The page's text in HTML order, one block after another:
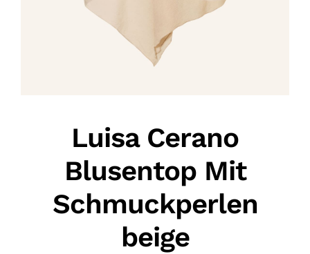
Luisa Cerano
Blusentop Mit
Schmuckperlen
beige